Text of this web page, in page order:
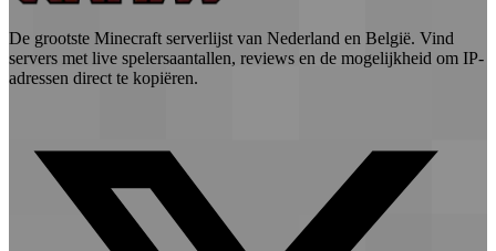
De grootste Minecraft serverlijst van Nederland en België. Vind
servers met live spelersaantallen, reviews en de mogelijkheid om IP-
adressen direct te kopiëren.